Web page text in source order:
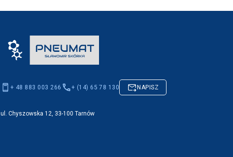
+ 48 883 003 266 + (14) 65 78 130 NAPISZ
ul. Chyszowska 12, 33-100 Tarnów